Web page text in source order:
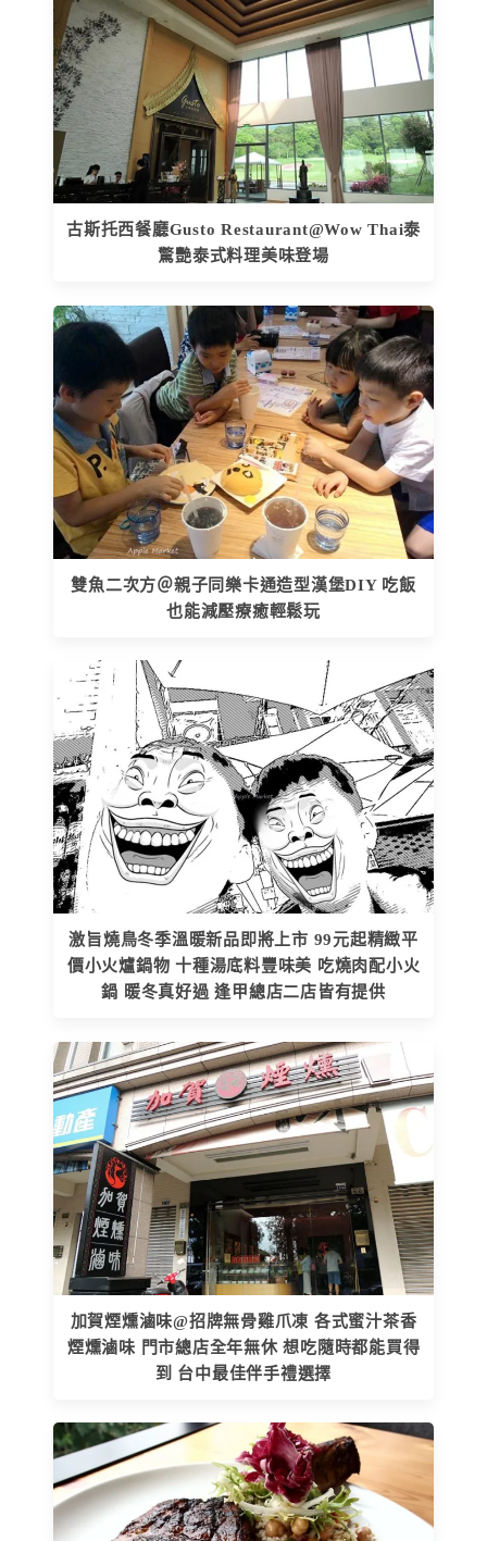
古斯托西餐廳Gusto Restaurant@Wow Thai泰
驚艷泰式料理美味登場
雙魚二次方＠親子同樂卡通造型漢堡DIY 吃飯
也能減壓療癒輕鬆玩
激旨燒鳥冬季溫暖新品即將上市 99元起精緻平
價小火爐鍋物 十種湯底料豐味美 吃燒肉配小火
鍋 暖冬真好過 逢甲總店二店皆有提供
加賀煙燻滷味@招牌無骨雞爪凍 各式蜜汁茶香
煙燻滷味 門市總店全年無休 想吃隨時都能買得
到 台中最佳伴手禮選擇